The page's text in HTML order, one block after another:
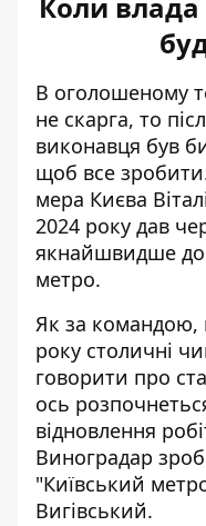
Коли влада
В оголошеному
не скарга, то
виконавця був
щоб все
мера Києва
2024 року дав
якнайшвидше
метро.
Як за командою,
року столичні
говорити про
ось
відновлення
Виноградар
"Київський
Вигівський.